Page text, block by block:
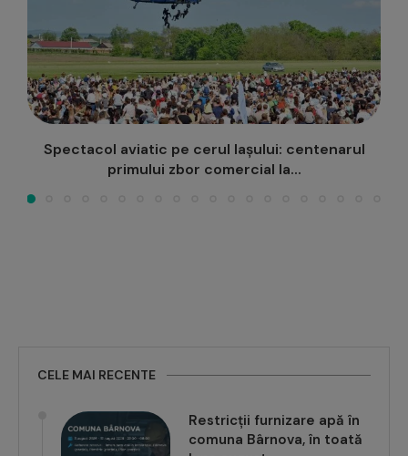
Conferință la Palat: „Moldova în epoca
domnitorului Grigore Alexandru Ghyka:...
CELE MAI RECENTE
Restricții furnizare apă în
comuna Bârnova, în toată